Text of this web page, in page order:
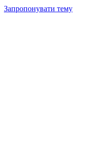
Запропонувати тему